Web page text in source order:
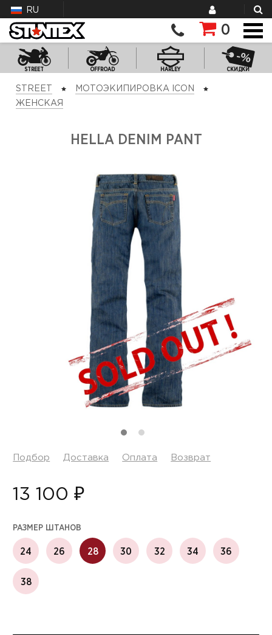
RU
0
STREET OFFROAD HARLEY СКИДКИ
STREET
МОТОЭКИПИРОВКА ICON
ЖЕНСКАЯ
HELLA DENIM PANT
Подбор Доставка Оплата Возврат
13 100 ₽
РАЗМЕР ШТАНОВ
24 26 28 30 32 34 36
38